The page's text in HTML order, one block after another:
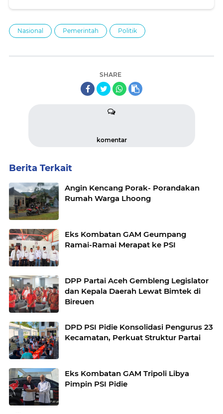
Nasional Pemerintah Politik
SHARE
komentar
Berita Terkait
Angin Kencang Porak- Porandakan
Rumah Warga Lhoong
Eks Kombatan GAM Geumpang
Ramai-Ramai Merapat ke PSI
DPP Partai Aceh Gembleng Legislator
dan Kepala Daerah Lewat Bimtek di
Bireuen
DPD PSI Pidie Konsolidasi Pengurus 23
Kecamatan, Perkuat Struktur Partai
Eks Kombatan GAM Tripoli Libya
Pimpin PSI Pidie